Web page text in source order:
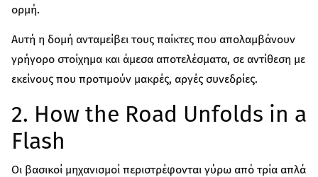
ορμή.
Αυτή η δομή ανταμείβει τους παίκτες που απολαμβάνουν
γρήγορο στοίχημα και άμεσα αποτελέσματα, σε αντίθεση με
εκείνους που προτιμούν μακρές, αργές συνεδρίες.
2. How the Road Unfolds in a
Flash
Οι βασικοί μηχανισμοί περιστρέφονται γύρω από τρία απλά